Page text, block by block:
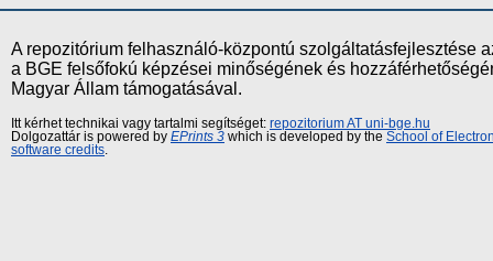
A repozitórium felhasználó-központú szolgáltatásfejlesztése
a BGE felsőfokú képzései minőségének és
Magyar Állam támogatásával.
Itt kérhet technikai vagy tartalmi segítséget: repozitorium AT uni-bge.hu
Dolgozattár is powered by EPrints 3 which is developed by the School of
software credits